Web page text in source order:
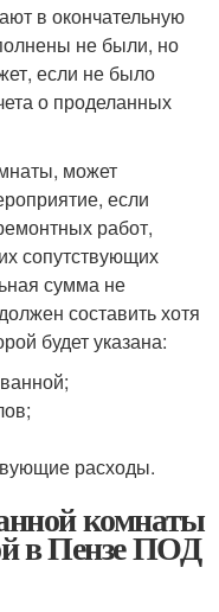
в окончательную
не были, но
если не было
о проделанных
может
если
работ,
сопутствующих
сумма не
составить хотя
будет указана:
расходы.
комнаты
в Пензе ПОД